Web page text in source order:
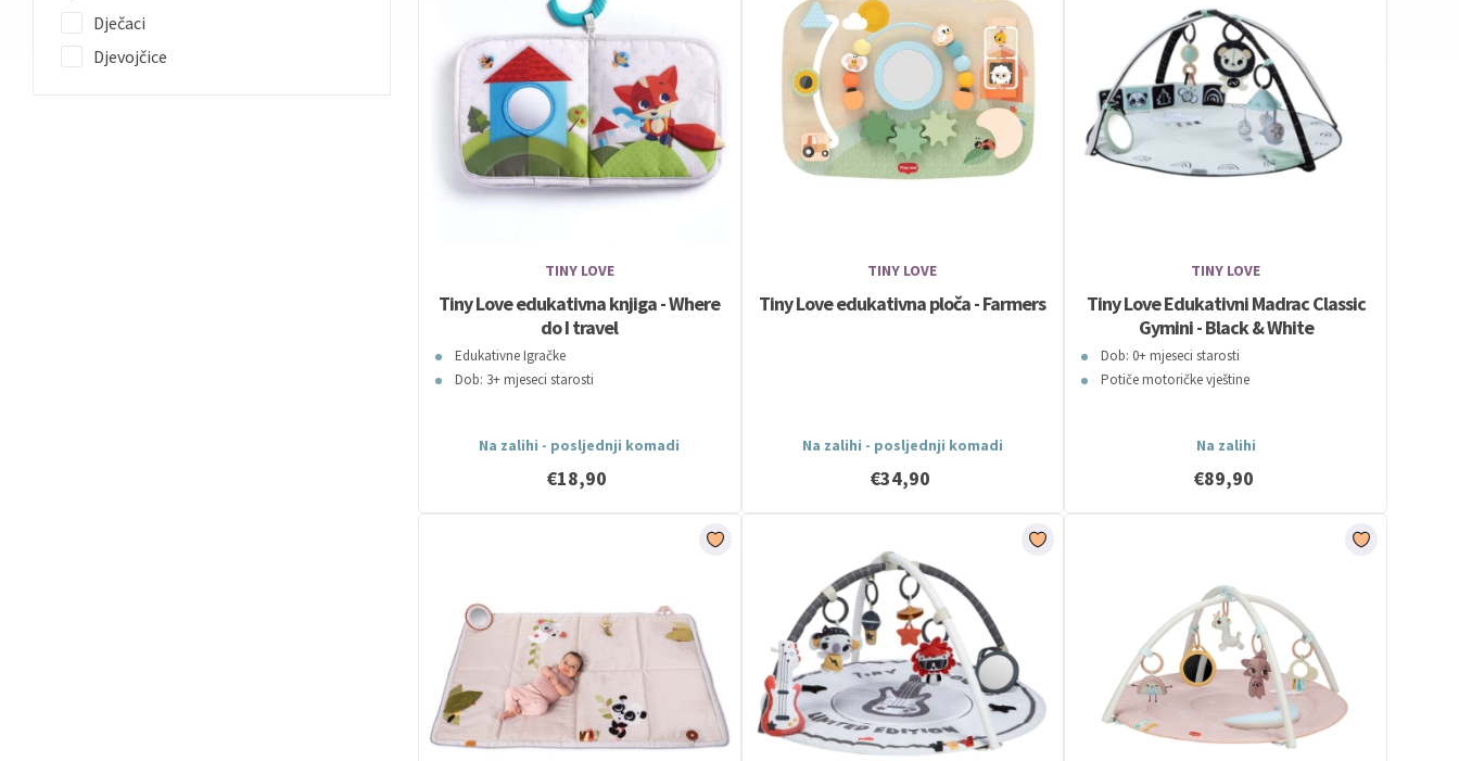
Dječaci
Djevojčice
TINY LOVE
Tiny Love edukativna knjiga - Where
do I travel
Edukativne Igračke
Dob: 3+ mjeseci starosti
Na zalihi - posljednji komadi
€18,90
TINY LOVE
Tiny Love edukativna ploča - Farmers
Na zalihi - posljednji komadi
€34,90
TINY LOVE
Tiny Love Edukativni Madrac Classic
Gymini - Black & White
Dob: 0+ mjeseci starosti
Potiče motoričke vještine
Na zalihi
€89,90